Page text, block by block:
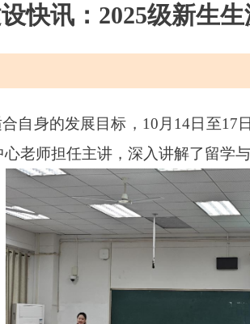
快讯：2025级新生
自身的发展目标， 10月14日至17
心老师担任主讲 ， 深入讲解了留学